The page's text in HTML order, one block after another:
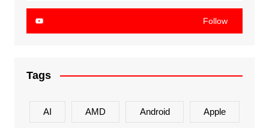
Follow
Tags
AI AMD Android Apple